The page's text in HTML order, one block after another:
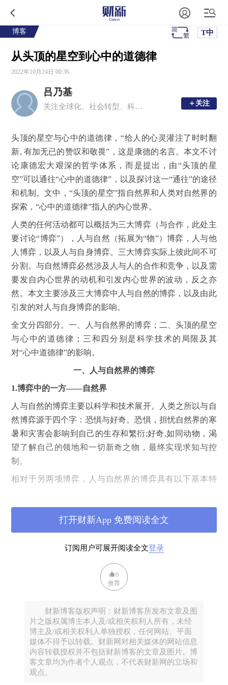
博客 T中
从头顶的星空到心中的道德律
2022年10月24日 00:36
吕乃基
关注全球化、社会转型、科技与文化、知识论、科技及其前沿、产业化、认知科学等 ＋关注
＋关注
头顶的星空与心中的道德律，“给人的心灵灌注了时时翻
新, 有加无已的赞叹和敬畏”，这是康德的名言。本文不讨
论康德宏大艰深的哲学体系，而是提出，由“头顶的星
空”可以通往“心中的道德律”，以及探讨这一“通往”的途径
和机制。文中，“头顶的星空”指自然界和人类对自然界的
探索，“心中的道德律”指人的内心世界。
人类的任何活动都可以概括为三大博弈（与合作，此处主
要讨论“博弈”），人与自然（拓展为“物”）博弈，人与他
人博弈，以及人与自身博弈。三大博弈实际上彼此间不可
分割。与自然博弈必然涉及人与人的合作和竞争，以及需
要发自内心世界的动机和引发内心世界的波动，反之亦
然。本文主要涉及三大博弈中人与自然的博弈，以及由此
引发的对人与自身博弈的影响。
全文分四部分。一、人与自然界的博弈；二、头顶的星空
与心中的道德律；三和四分别是科学技术的局限及其
对“心中道德律”的影响。
一、人与自然界的博弈
1.博弈中的一方——自然界
人与自然的博弈主要以科学和技术展开。人类之所以与自
然博弈源于四个字：恐惧与好奇。恐惧，担忧自然界的寒
暑和灾害会影响到自己的生存和繁衍;好奇,如同动物，渴
望了解自己的领地和一切新奇之物，最终实现求知与控
制。
相对于另两项博弈，人与自然界的博弈具有以下基本特
谓“江山易易本性难改”须反过来说。就个人而言，难改
的“本性”不过百年，人类至今不过几十万年；而易易
之“江山”则以百万、千万、亿年计。在同样的场景下，只
要与之博弈的人，以相同的方式出同一张牌，那么自然界
不会变招，也总是出同一张牌。
下，总是在同样的温度沸腾。天不变道亦不变。这一点在
博弈论中就是“重复博弈”和“有限博弈”。重复博弈，不仅
自然界不仅足够久远，而且足够庞大，可以和不同的博弈
者博弈，只要这些博弈者出一样的牌，那么自然界亦然，
或者说，自然界对所有的博弈者一视同仁。
人与他人的博弈，情况就不一样了。若是第一轮输了，第
订阅用户可展开阅读全文登录
打开财新App 免费阅读全文
0
推荐
财新博客版权声明：财新博客所发布文章及图
片之版权属博主本人及/或相关权利人所有，未经
博主及/或相关权利人单独授权，任何网站、平面
媒体不得予以转载。财新网对相关媒体的网站信息
内容转载授权并不包括财新博客的文章及图片。博
客文章均为作者个人观点，不代表财新网的立场和
观点。